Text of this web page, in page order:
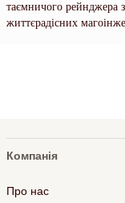
таємничого рейнджера
життєрадісних
Компанія
Про нас